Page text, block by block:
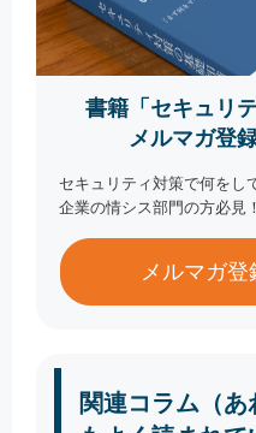
書籍「セキュリ
メルマガ登
セキュリティ対策で何をし
企業の情シス部門の方必見！
メルマガ
関連コラム（